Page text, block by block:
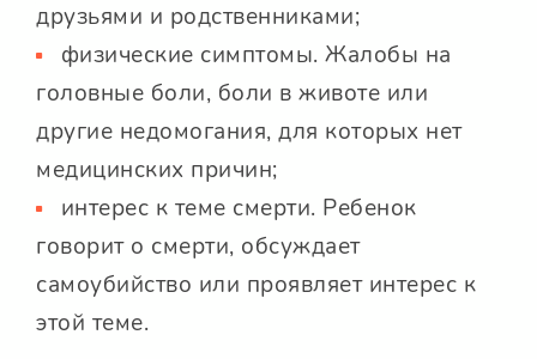
друзьями и родственниками;
физические симптомы. Жалобы на
головные боли, боли в животе или
другие недомогания, для которых нет
медицинских причин;
интерес к теме смерти. Ребенок
говорит о смерти, обсуждает
самоубийство или проявляет интерес к
этой теме.